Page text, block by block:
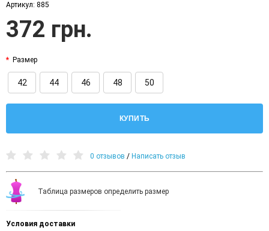
Артикул: 885
372 грн.
Размер
42 44 46 48 50
КУПИТЬ
0 отзывов / Написать отзыв
Таблица размеров определить размер
Условия доставки